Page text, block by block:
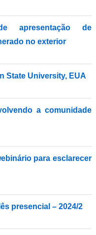
apresentação de
no exterior
State University, EUA
a comunidade
para esclarecer
presencial – 2024/2